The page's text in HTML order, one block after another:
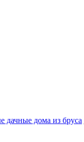
дачные дома из бруса